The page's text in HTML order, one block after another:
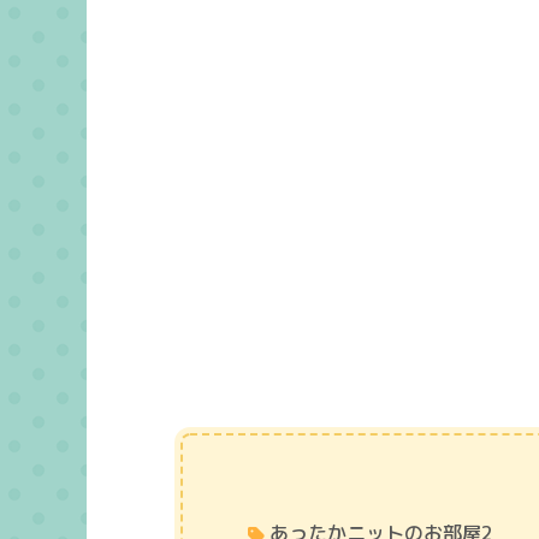
あったかニットのお部屋2